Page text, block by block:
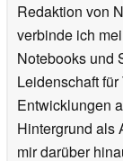
Redaktion von
verbinde ich
Notebooks und
Leidenschaft
Entwicklungen
Hintergrund als
mir darüber